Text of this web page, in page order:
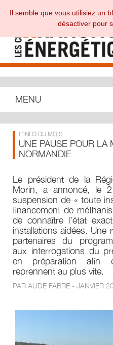
MENU
L'INFO DU MOIS
UNE PAUSE POUR LA
NORMANDIE
Le président de la
Morin, a annoncé, le
suspension de « toute
financement de
de connaître l’état
installations aidées. Une
partenaires du
aux interrogations du
en préparation afin
reprennent au plus vite.
PAR AUDE FABRE - JANVIER
Il semble que vous utilisiez un
désactiver pour